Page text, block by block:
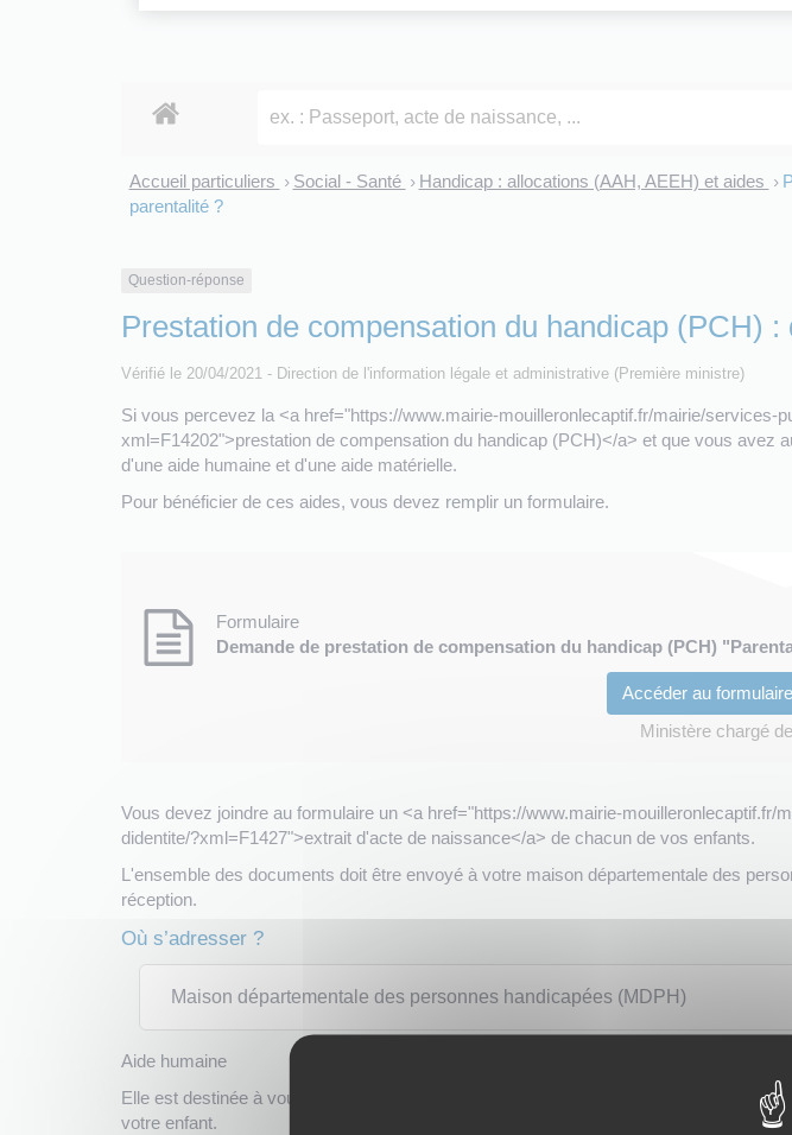
Accueil particuliers > Social - Santé > Handicap : allocations (AAH, AEEH) et aides >
parentalité ?
Question-réponse
Prestation de compensation du handicap (PCH)
Vérifié le 20/04/2021 - Direction de l'information légale et administrative (Première ministre)
Si vous percevez la <a href="https://www.mairie-mouilleronlecaptif.fr/mairie/
xml=F14202">prestation de compensation du handicap (PCH)</a> et que vous avez
d'une aide humaine et d'une aide matérielle.
Pour bénéficier de ces aides, vous devez remplir un formulaire.
Formulaire
Demande de prestation de compensation du handicap (PCH)
Accéder au
Ministère chargé
Vous devez joindre au formulaire un <a href="https://www.mairie-
didentite/?xml=F1427">extrait d'acte de naissance</a> de chacun de vos enfants.
L'ensemble des documents doit être envoyé à votre maison départementale des
réception.
Où s’adresser ?
Maison départementale des personnes handicapées (MDPH)
Aide humaine
Elle est destinée à vous permettre de rémunérer un intervenant pour vous aider
votre enfant.